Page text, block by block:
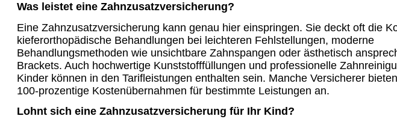
Was leistet eine Zahnzusatzversicherung?
Eine Zahnzusatzversicherung kann genau hier einspringen. Sie deckt oft die
kieferorthopädische Behandlungen bei leichteren Fehlstellungen, moderne
Behandlungsmethoden wie unsichtbare Zahnspangen oder ästhetisch
Brackets. Auch hochwertige Kunststofffüllungen und professionelle
Kinder können in den Tarifleistungen enthalten sein. Manche Versicherer
100-prozentige Kostenübernahmen für bestimmte Leistungen an.
Lohnt sich eine Zahnzusatzversicherung für Ihr Kind?